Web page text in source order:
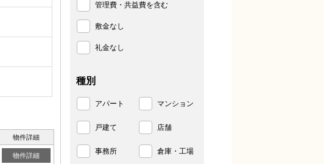
物件詳細
物件詳細
管理費・共益費を含む
敷金なし
礼金なし
種別
アパート マンション
戸建て 店舗
事務所 倉庫・工場